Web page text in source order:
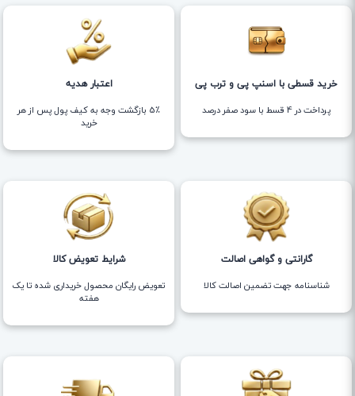
خرید قسطی با اسنپ پی و ترب پی
پرداخت در 4 قسط با سود صفر درصد
اعتبار هدیه
5٪ بازگشت وجه به کیف پول پس از هر
خرید
گارانتی و گواهی اصالت
شناسنامه جهت تضمین اصالت کالا
شرایط تعویض کالا
تعویض رایگان محصول خریداری شده تا یک
هفته